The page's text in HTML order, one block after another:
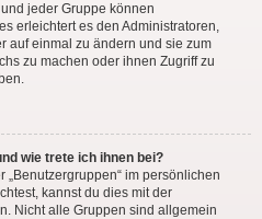
jeder Gruppe können
erleichtert es den Administratoren,
auf einmal zu ändern und sie zum
zu machen oder ihnen Zugriff zu
wie trete ich ihnen bei?
im persönlichen
kannst du dies mit der
Nicht alle Gruppen sind allgemein